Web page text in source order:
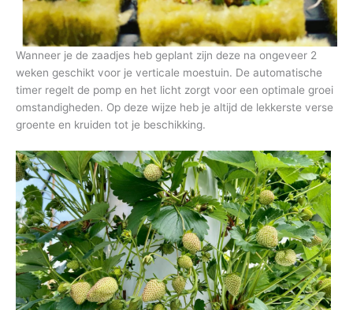
Wanneer je de zaadjes heb geplant zijn deze na ongeveer 2
weken geschikt voor je verticale moestuin. De automatische
timer regelt de pomp en het licht zorgt voor een optimale groei
omstandigheden. Op deze wijze heb je altijd de lekkerste verse
groente en kruiden tot je beschikking.